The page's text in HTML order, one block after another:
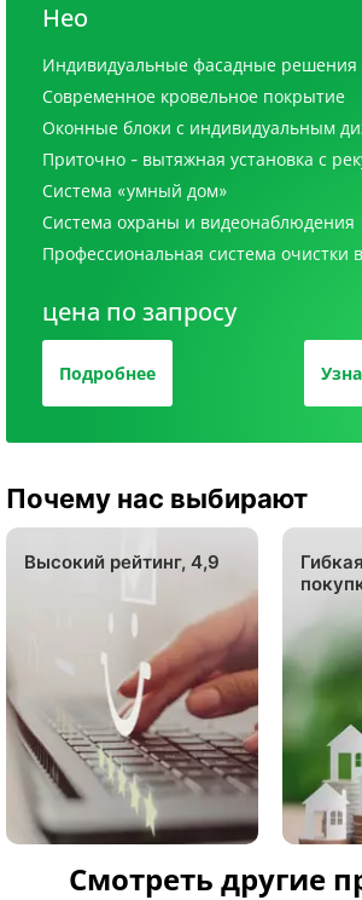
Нео
Индивидуальные фасадные решения
Современное кровельное покрытие
Оконные блоки с индивидуальным
Приточно - вытяжная установка с
Система «умный дом»
Система охраны и видеонаблюдения
Профессиональная система очистки
цена по запросу
Подробнее
Почему нас выбирают
Высокий рейтинг, 4,9
Смотреть другие